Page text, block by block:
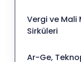
Vergi ve Mali
Sirküleri
Ar-Ge,